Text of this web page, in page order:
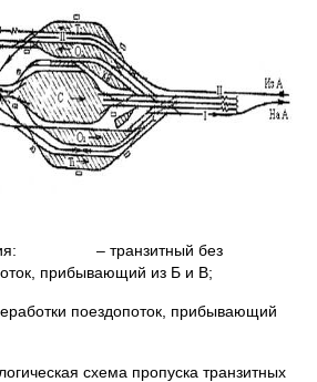
– транзитный без
прибывающий из Б и В;
поездопоток, прибывающий
схема пропуска транзитных